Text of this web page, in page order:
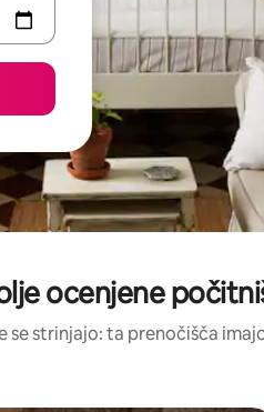
ocenjene
se strinjajo: ta prenočišča